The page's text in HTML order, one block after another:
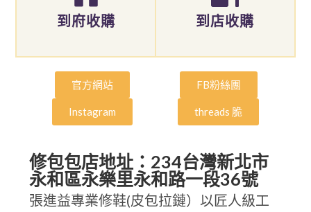
到府收購 到店收購
官方網站 FB粉絲團
Instagram threads 脆
修包包店地址：234台灣新北市
永和區永樂里永和路一段36號
張進益專業修鞋(皮包拉鏈）以匠人級工